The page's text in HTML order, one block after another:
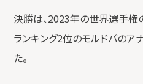
決勝は、2023年の世界選手権
ランキング2位のモルドバのア
た。